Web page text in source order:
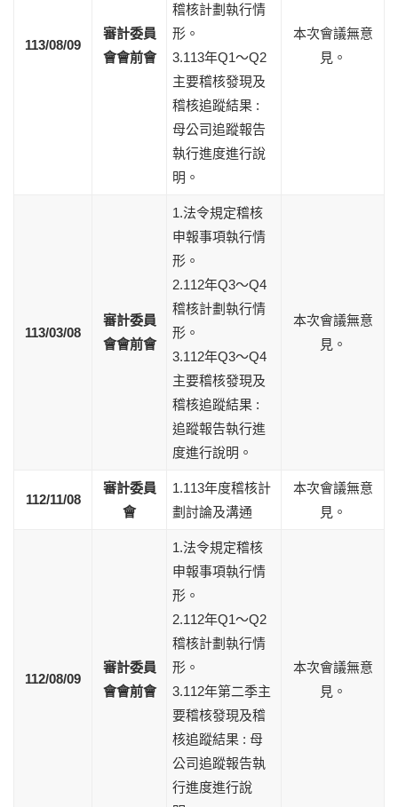
113/08/09
審計委員
會會前會
稽核計劃執行情
形。
3.113年Q1～Q2
主要稽核發現及
稽核追蹤結果 :
母公司追蹤報告
執行進度進行說
明。
本次會議無意
見。
113/03/08
審計委員
會會前會
1.法令規定稽核
申報事項執行情
形。
2.112年Q3～Q4
稽核計劃執行情
形。
3.112年Q3～Q4
主要稽核發現及
稽核追蹤結果 :
追蹤報告執行進
度進行說明。
本次會議無意
見。
112/11/08
審計委員
會
1.113年度稽核計
劃討論及溝通
本次會議無意
見。
112/08/09
審計委員
會會前會
1.法令規定稽核
申報事項執行情
形。
2.112年Q1～Q2
稽核計劃執行情
形。
3.112年第二季主
要稽核發現及稽
核追蹤結果 : 母
公司追蹤報告執
行進度進行說
本次會議無意
見。